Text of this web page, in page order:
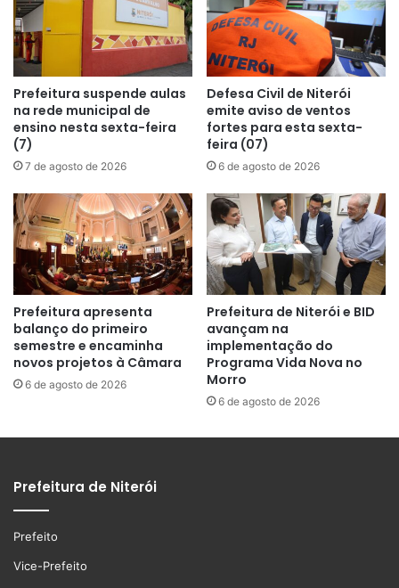
Prefeitura suspende aulas
na rede municipal de
ensino nesta sexta-feira
(7)
7 de agosto de 2026
Defesa Civil de Niterói
emite aviso de ventos
fortes para esta sexta-
feira (07)
6 de agosto de 2026
Prefeitura apresenta
balanço do primeiro
semestre e encaminha
novos projetos à Câmara
6 de agosto de 2026
Prefeitura de Niterói e BID
avançam na
implementação do
Programa Vida Nova no
Morro
6 de agosto de 2026
Prefeitura de Niterói
Prefeito
Vice-Prefeito